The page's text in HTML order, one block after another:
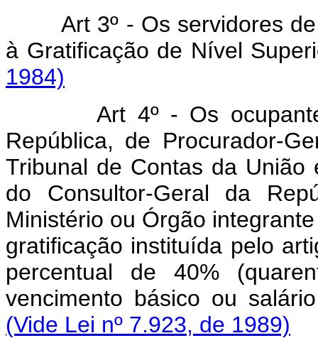
Art 3º - Os servidores de
à Gratificação de Nível
1984)
Art 4º - Os
República, de Procurador-
Tribunal de Contas da
do Consultor-Geral da
Ministério ou Órgão
gratificação instituída pelo
percentual de 40%
vencimento básico ou
(Vide Lei nº 7.923, de 1989)